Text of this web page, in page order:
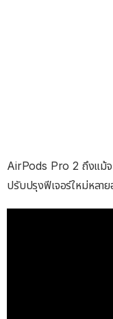
AirPods Pro 2 ถึงแม้จ
ปรับปรุงฟีเจอร์ใหม่หลา